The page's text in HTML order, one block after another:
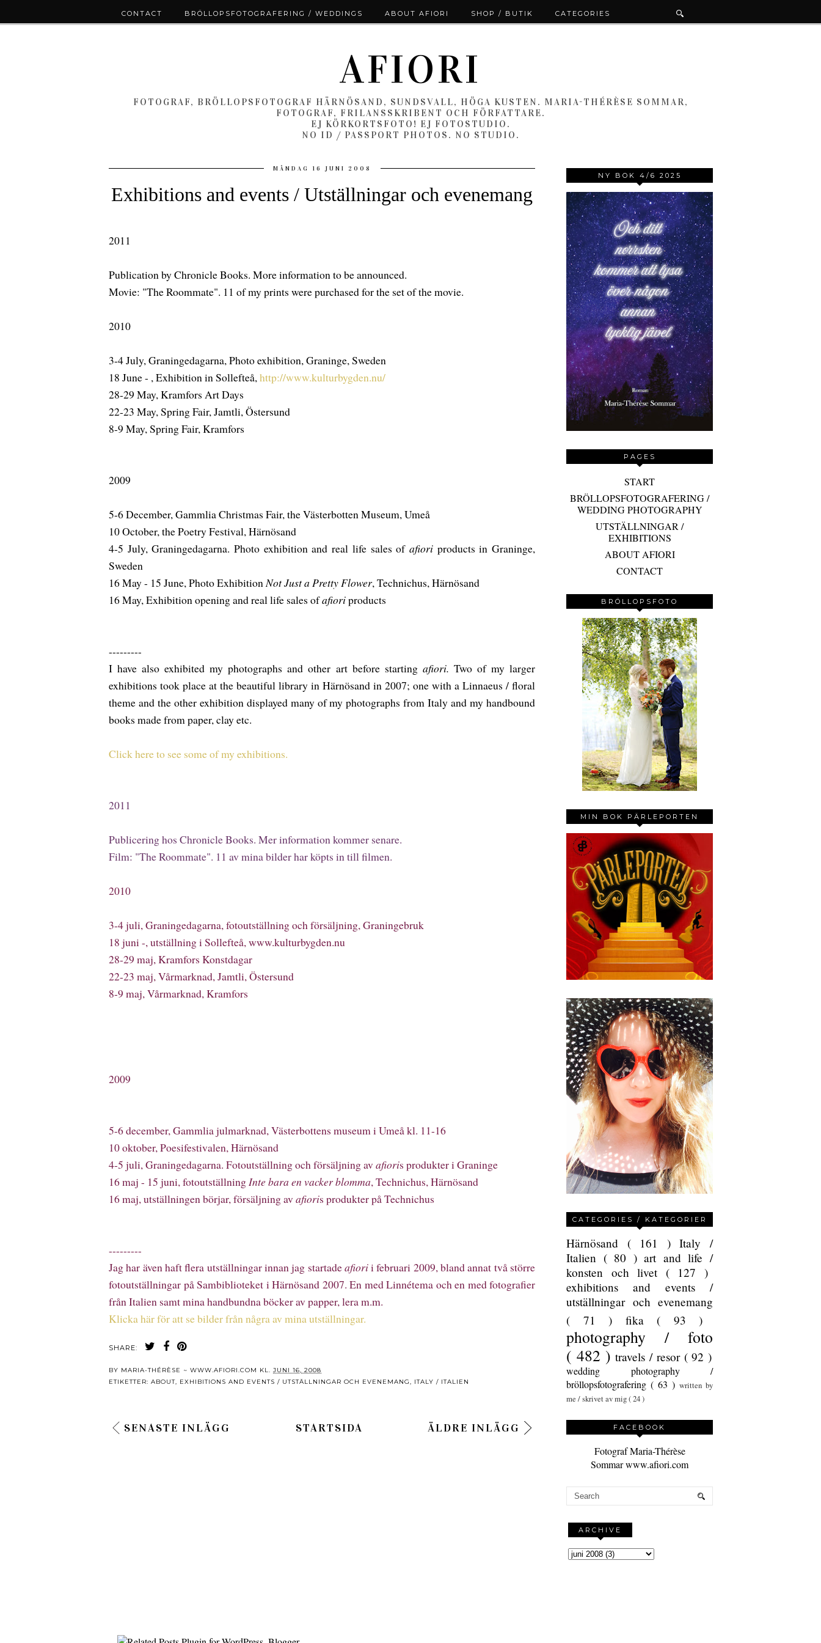
AFIORI
FOTOGRAF, BRÖLLOPSFOTOGRAF HÄRNÖSAND, SUNDSVALL, HÖGA KUSTEN. MARIA-THÉRÈSE SOMMAR,
FOTOGRAF, FRILANSSKRIBENT OCH FÖRFATTARE.
EJ KÖRKORTSFOTO! EJ FOTOSTUDIO.
NO ID / PASSPORT PHOTOS. NO STUDIO.
MÅNDAG 16 JUNI 2008
Exhibitions and events / Utställningar och evenemang
2011
Publication by Chronicle Books. More information to be announced.
Movie: "The Roommate". 11 of my prints were purchased for the set of the movie.
2010
3-4 July, Graningedagarna, Photo exhibition, Graninge, Sweden
18 June - , Exhibition in Sollefteå,http://www.kulturbygden.nu/
28-29 May, Kramfors Art Days
22-23 May, Spring Fair, Jamtli, Östersund
8-9 May, Spring Fair, Kramfors
2009
5-6 December, Gammlia Christmas Fair, the Västerbotten Museum, Umeå
10 October, the Poetry Festival, Härnösand
4-5 July, Graningedagarna. Photo exhibition and real life sales of afiori products in Graninge,
Sweden
16 May - 15 June, Photo ExhibitionNot Just a Pretty Flower, Technichus, Härnösand
16 May, Exhibition opening and real life sales ofafioriproducts
---------
I have also exhibited my photographs and other art before starting afiori. Two of my larger
exhibitions took place at the beautiful library in Härnösand in 2007; one with a Linnaeus / floral
theme and the other exhibition displayed many of my photographs from Italy and my handbound
books made from paper, clay etc.
Click here to see some of my exhibitions.
2011
Publicering hos Chronicle Books. Mer information kommer senare.
Film: "The Roommate". 11 av mina bilder har köpts in till filmen.
2010
3-4 juli, Graningedagarna, fotoutställning och försäljning, Graningebruk
18 juni -, utställning i Sollefteå,www.kulturbygden.nu
28-29 maj, Kramfors Konstdagar
22-23 maj, Vårmarknad, Jamtli, Östersund
8-9 maj, Vårmarknad, Kramfors
2009
5-6 december, Gammlia julmarknad, Västerbottens museum i Umeå kl. 11-16
10 oktober, Poesifestivalen, Härnösand
4-5 juli, Graningedagarna. Fotoutställning och försäljning avafioris produkter i Graninge
16 maj - 15 juni, fotoutställningInte bara en vacker blomma, Technichus, Härnösand
16 maj, utställningen börjar, försäljning avafioris produkter på Technichus
---------
Jag har även haft flera utställningar innan jag startadeafiorii februari 2009, bland annat två större
fotoutställningar på Sambiblioteket i Härnösand 2007. En med Linnétema och en med fotografier
från Italien samt mina handbundna böcker av papper, lera m.m.
Klicka här för att se bilder från några av mina utställningar.
SHARE:
BY MARIA-THÉRÈSE ~ WWW.AFIORI.COM KL. JUNI 16, 2008
ETIKETTER: ABOUT, EXHIBITIONS AND EVENTS / UTSTÄLLNINGAR OCH EVENEMANG, ITALY / ITALIEN
SENASTE INLÄGG ÄLDRE INLÄGG
STARTSIDA
NY BOK 4/6 2025
PAGES
START
BRÖLLOPSFOTOGRAFERING /
WEDDING PHOTOGRAPHY
UTSTÄLLNINGAR /
EXHIBITIONS
ABOUT AFIORI
CONTACT
BRÖLLOPSFOTO
CONTACT BRÖLLOPSFOTOGRAFERING / WEDDINGS ABOUT AFIORI SHOP / BUTIK CATEGORIES
MIN BOK PÄRLEPORTEN
CATEGORIES / KATEGORIER
Härnösand ( 161 )Italy /
Italien ( 80 )art and life /
konsten och livet ( 127 )
exhibitions and events /
utställningar och evenemang
( 71 ) fika ( 93 )
photography / foto
( 482 )travels / resor ( 92 )
wedding photography /
bröllopsfotografering ( 63 ) written by
me / skrivet av mig( 24 )
FACEBOOK
Fotograf Maria-Thérèse
Sommar www.afiori.com
ARCHIVE